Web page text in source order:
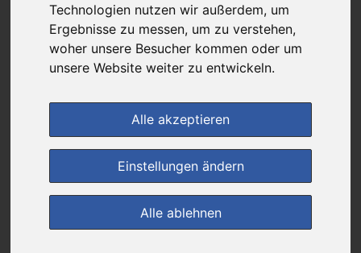
Technologien nutzen wir außerdem, um
Ergebnisse zu messen, um zu verstehen,
woher unsere Besucher kommen oder um
unsere Website weiter zu entwickeln.
Alle akzeptieren
Einstellungen ändern
Alle ablehnen
Kein Preis bekannt
Das gewünschte Produkt ist derzeit bei keinem unserer Partner
erhältlich.
(0) Jetzt bewerten!
zur Startseite
Preisalarm